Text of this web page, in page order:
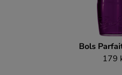
Bols
179